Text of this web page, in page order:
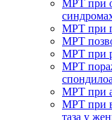
МРТ при
МРТ при
МРТ
МРТ при
МРТ
МРТ при
МРТ при
таза у